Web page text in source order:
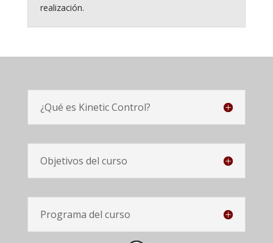
realización.
¿Qué es Kinetic Control?
Objetivos del curso
Programa del curso